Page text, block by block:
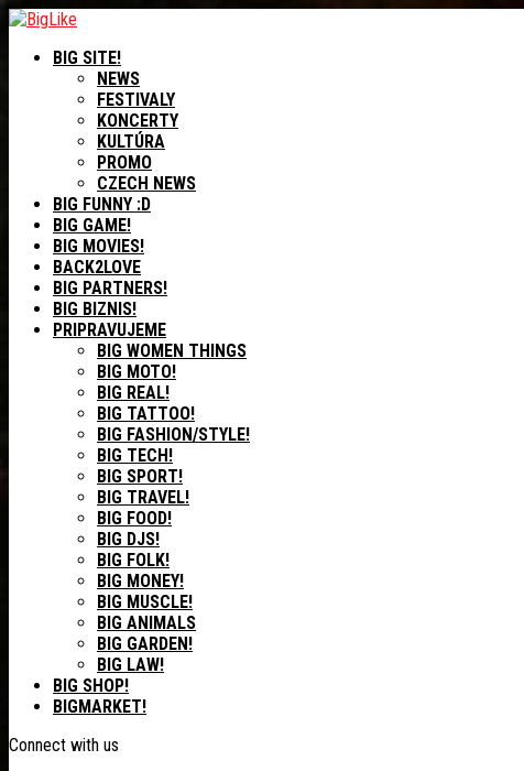
BIG SITE!
NEWS
FESTIVALY
KONCERTY
KULTÚRA
PROMO
CZECH NEWS
BIG FUNNY :D
BIG GAME!
BIG MOVIES!
BACK2LOVE
BIG PARTNERS!
BIG BIZNIS!
PRIPRAVUJEME
BIG WOMEN THINGS
BIG MOTO!
BIG REAL!
BIG TATTOO!
BIG FASHION/STYLE!
BIG TECH!
BIG SPORT!
BIG TRAVEL!
BIG FOOD!
BIG DJS!
BIG FOLK!
BIG MONEY!
BIG MUSCLE!
BIG ANIMALS
BIG GARDEN!
BIG LAW!
BIG SHOP!
BIGMARKET!
Connect with us